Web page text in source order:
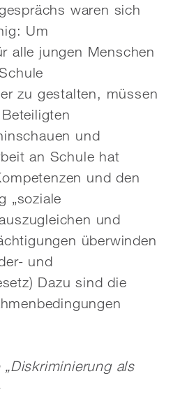
waren sich
Um
alle jungen Menschen
zu gestalten, müssen
und
an Schule hat
und den
„soziale
und
überwinden
und
Dazu sind die
als